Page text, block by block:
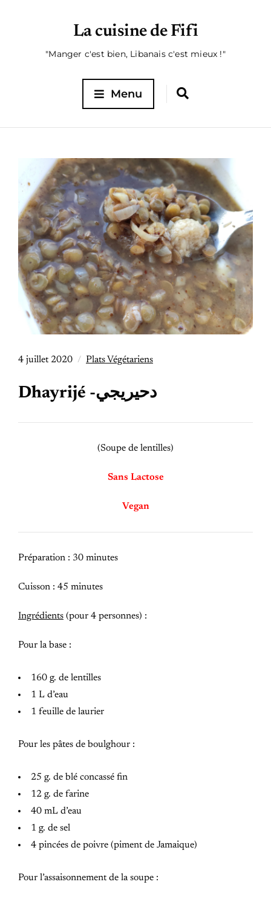
La cuisine de Fifi
"Manger c'est bien, Libanais c'est mieux !"
Menu
4 juillet 2020 Plats Végétariens
Dhayrijé -دحيريجي
(Soupe de lentilles)
Sans Lactose
Vegan
Préparation : 30 minutes
Cuisson : 45 minutes
Ingrédients (pour 4 personnes) :
Pour la base :
160 g. de lentilles
1 L d’eau
1 feuille de laurier
Pour les pâtes de boulghour :
25 g. de blé concassé fin
12 g. de farine
40 mL d’eau
1 g. de sel
4 pincées de poivre (piment de Jamaique)
Pour l’assaisonnement de la soupe :